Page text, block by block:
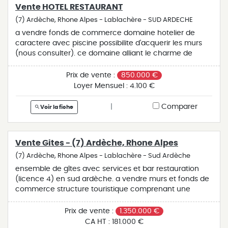
Vente HOTEL RESTAURANT
(7) Ardèche, Rhone Alpes - Lablachère - SUD ARDECHE
a vendre fonds de commerce domaine hotelier de
caractere avec piscine possibilite d'acquerir les murs
(nous consulter). ce domaine alliant le charme de
vingtaine de chambres élégantes et spacieuses,
rénovées entièrement avec climatisation. une salle de
restauration pouvant accueillir une cinquantaine de
couverts et une terrasse extérieure offrant une vue
exceptionnelle d'une cinquantaine de couverts. une
piscine comprenant 2 bassins. organisation régulière de
évènements privés. actuellement exploité 5 mois par
an offrant un fort potentiel de développement. idéal
pour une exploitation familiale, une maison de fonction
d’environ 200m2. affaire clé en main. pour des raisons
de confidentialité le bien est géo localisé à l'adresse de
Prix de vente :
850.000 €
Loyer Mensuel : 4.100 €
Voir la fiche Comparer
Vente Gites - (7) Ardèche, Rhone Alpes
(7) Ardèche, Rhone Alpes - Lablachère - Sud Ardèche
ensemble de gîtes avec services et bar restauration
(licence 4) en sud ardèche. a vendre murs et fonds de
commerce structure touristique comprenant une
sportifs, mariages, rassemblements familiaux. les
équipements sont au rendez-vous avec piscine
Prix de vente :
1.350.000 €
CA HT : 181.000 €